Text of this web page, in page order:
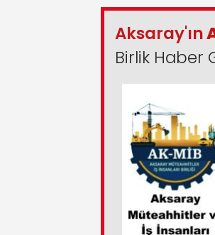
Aksaray'ın
Birlik Haber